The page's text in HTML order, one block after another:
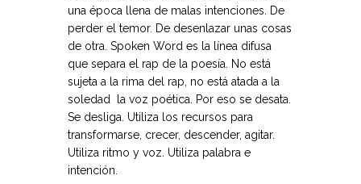
una época llena de malas intenciones. De
perder el temor. De desenlazar unas cosas
de otra. Spoken Word es la línea difusa
que separa el rap de la poesía. No está
sujeta a la rima del rap, no está atada a la
soledad la voz poética. Por eso se desata.
Se desliga. Utiliza los recursos para
transformarse, crecer, descender, agitar.
Utiliza ritmo y voz. Utiliza palabra e
intención.